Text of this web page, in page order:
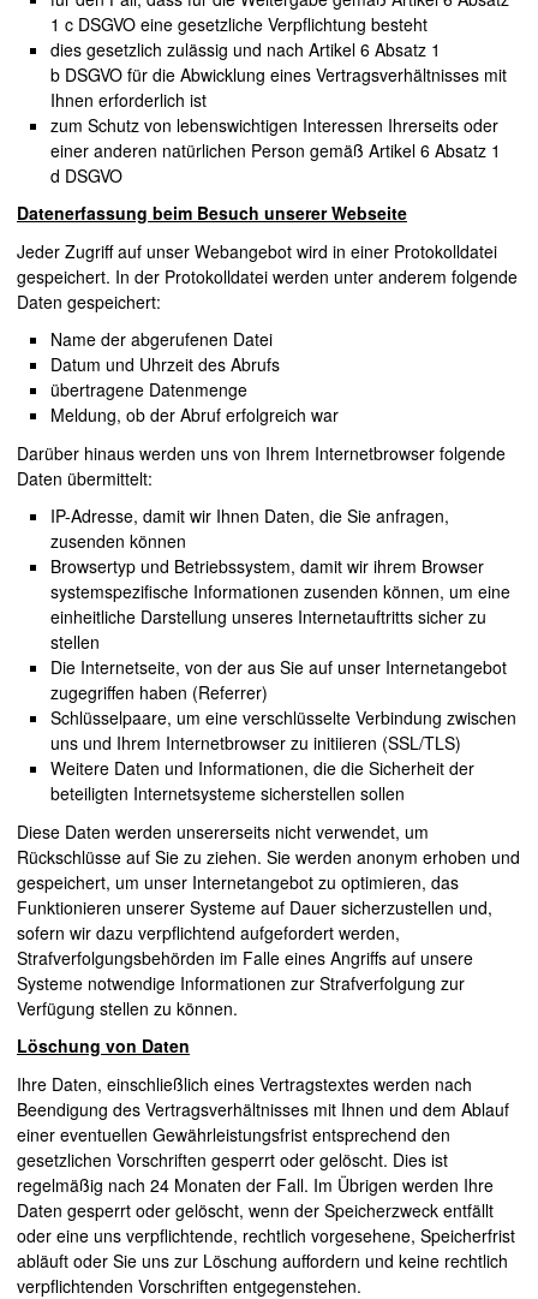
1 c DSGVO eine gesetzliche Verpflichtung besteht
dies gesetzlich zulässig und nach Artikel 6 Absatz 1
b DSGVO für die Abwicklung eines Vertragsverhältnisses mit
Ihnen erforderlich ist
zum Schutz von lebenswichtigen Interessen Ihrerseits oder
einer anderen natürlichen Person gemäß Artikel 6 Absatz 1
d DSGVO
Datenerfassung beim Besuch unserer Webseite
Jeder Zugriff auf unser Webangebot wird in einer Protokolldatei
gespeichert. In der Protokolldatei werden unter anderem folgende
Daten gespeichert:
Name der abgerufenen Datei
Datum und Uhrzeit des Abrufs
übertragene Datenmenge
Meldung, ob der Abruf erfolgreich war
Darüber hinaus werden uns von Ihrem Internetbrowser folgende
Daten übermittelt:
IP-Adresse, damit wir Ihnen Daten, die Sie anfragen,
zusenden können
Browsertyp und Betriebssystem, damit wir ihrem Browser
systemspezifische Informationen zusenden können, um eine
einheitliche Darstellung unseres Internetauftritts sicher zu
stellen
Die Internetseite, von der aus Sie auf unser Internetangebot
zugegriffen haben (Referrer)
Schlüsselpaare, um eine verschlüsselte Verbindung zwischen
uns und Ihrem Internetbrowser zu initiieren (SSL/TLS)
Weitere Daten und Informationen, die die Sicherheit der
beteiligten Internetsysteme sicherstellen sollen
Diese Daten werden unsererseits nicht verwendet, um
Rückschlüsse auf Sie zu ziehen. Sie werden anonym erhoben und
gespeichert, um unser Internetangebot zu optimieren, das
Funktionieren unserer Systeme auf Dauer sicherzustellen und,
sofern wir dazu verpflichtend aufgefordert werden,
Strafverfolgungsbehörden im Falle eines Angriffs auf unsere
Systeme notwendige Informationen zur Strafverfolgung zur
Verfügung stellen zu können.
Löschung von Daten
Ihre Daten, einschließlich eines Vertragstextes werden nach
Beendigung des Vertragsverhältnisses mit Ihnen und dem Ablauf
einer eventuellen Gewährleistungsfrist entsprechend den
gesetzlichen Vorschriften gesperrt oder gelöscht. Dies ist
regelmäßig nach 24 Monaten der Fall. Im Übrigen werden Ihre
Daten gesperrt oder gelöscht, wenn der Speicherzweck entfällt
oder eine uns verpflichtende, rechtlich vorgesehene, Speicherfrist
abläuft oder Sie uns zur Löschung auffordern und keine rechtlich
verpflichtenden Vorschriften entgegenstehen.